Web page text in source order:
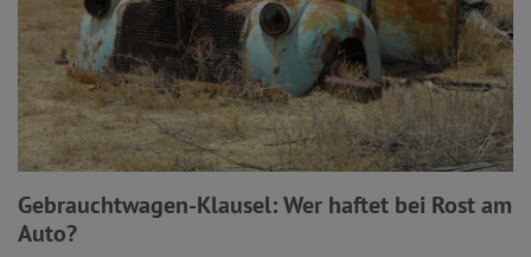
Gebrauchtwagen-Klausel: Wer haftet bei Rost am
Auto?